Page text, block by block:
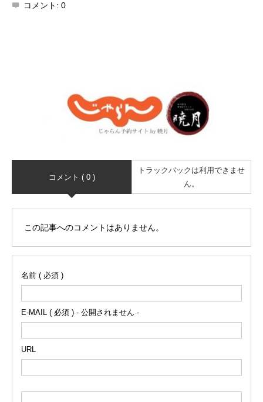
コメント: 0
コメント ( 0 )
トラックバックは利用できませ
ん。
この記事へのコメントはありません。
名前 ( 必須 )
E-MAIL ( 必須 ) - 公開されません -
URL